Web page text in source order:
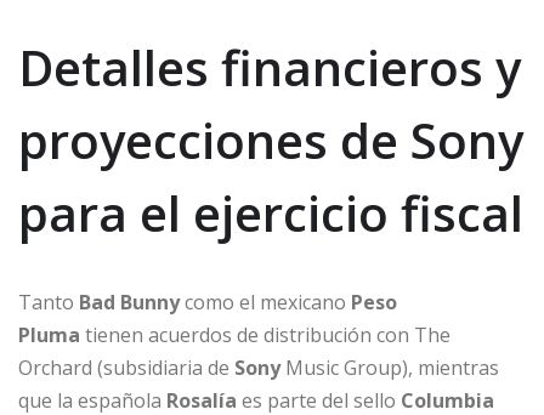
Detalles financieros y
proyecciones de Sony
para el ejercicio fiscal
Tanto Bad Bunnycomo el mexicano Peso
Pluma tienen acuerdos de distribución con The
Orchard (subsidiaria de SonyMusic Group), mientras
que la española Rosalía es parte del sello Columbia